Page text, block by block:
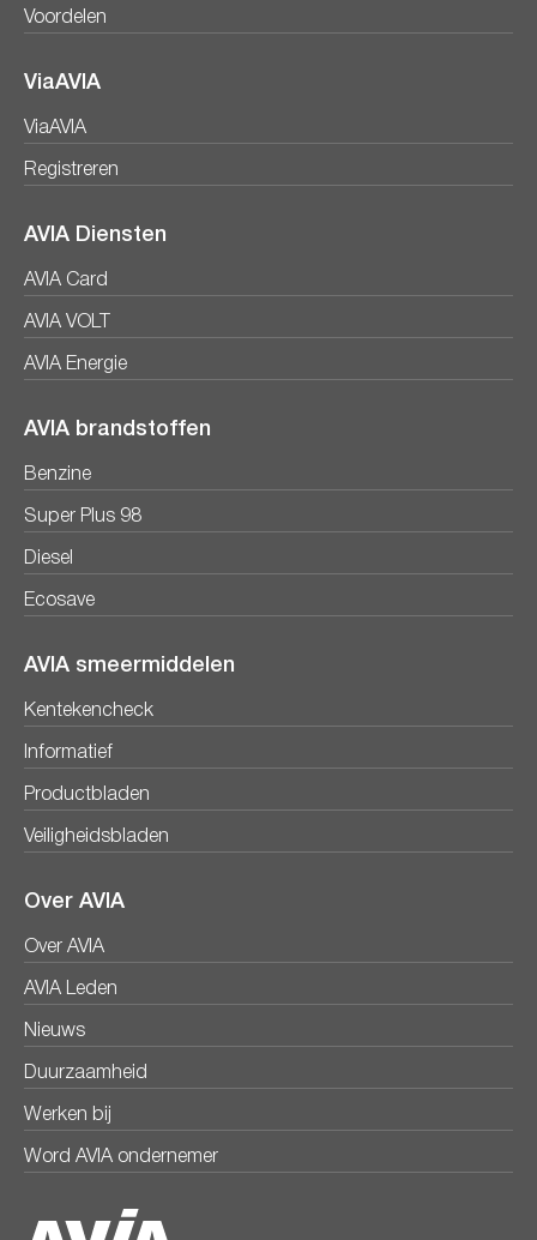
Voordelen
ViaAVIA
ViaAVIA
Registreren
AVIA Diensten
AVIA Card
AVIA VOLT
AVIA Energie
AVIA brandstoffen
Benzine
Super Plus 98
Diesel
Ecosave
AVIA smeermiddelen
Kentekencheck
Informatief
Productbladen
Veiligheidsbladen
Over AVIA
Over AVIA
AVIA Leden
Nieuws
Duurzaamheid
Werken bij
Word AVIA ondernemer